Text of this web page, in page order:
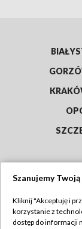
Szanujemy
Kliknij "Akceptuję i
korzystanie z
dostęp do informacji